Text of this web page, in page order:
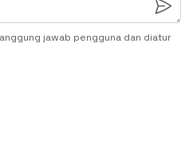
jawab pengguna dan diatur